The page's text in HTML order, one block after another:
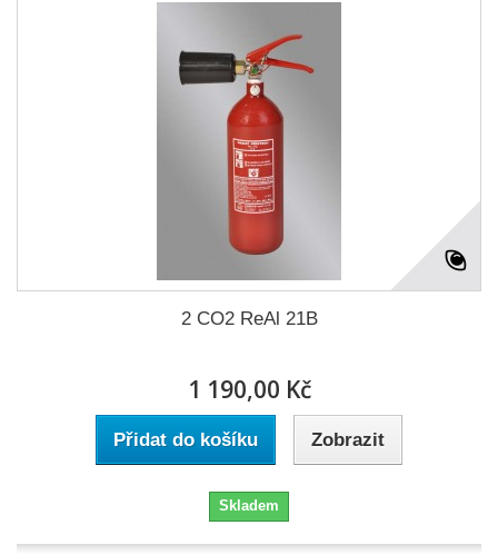
2 CO2 ReAl 21B
1 190,00 Kč
Přidat do košíku Zobrazit
Skladem